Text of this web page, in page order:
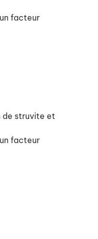
facteur
de struvite et
facteur